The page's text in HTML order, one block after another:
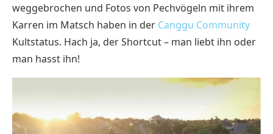
weggebrochen und Fotos von Pechvögeln mit ihrem
Karren im Matsch haben in der Canggu Community
Kultstatus. Hach ja, der Shortcut – man liebt ihn oder
man hasst ihn!